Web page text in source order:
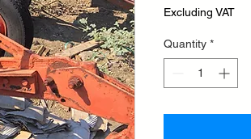
Excluding VAT
Quantity *